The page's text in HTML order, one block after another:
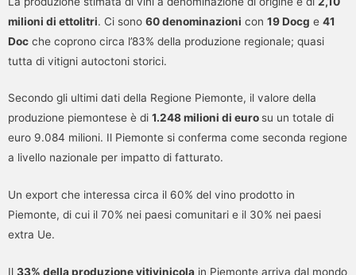
milioni di ettolitri. Ci sono 60 denominazioni con 19 Docg e 41
Doc che coprono circa l’83% della produzione regionale; quasi
tutta di vitigni autoctoni storici.
Secondo gli ultimi dati della Regione Piemonte, il valore della
produzione piemontese è di 1.248 milioni di euro su un totale di
euro 9.084 milioni. Il Piemonte si conferma come seconda regione
a livello nazionale per impatto di fatturato.
Un export che interessa circa il 60% del vino prodotto in
Piemonte, di cui il 70% nei paesi comunitari e il 30% nei paesi
extra Ue.
Il 33% della produzione vitivinicola in Piemonte arriva dal mondo